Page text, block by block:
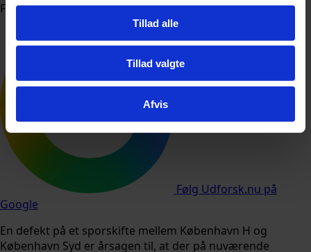
Tillad alle
Tillad valgte
Afvis
Foto: Michael715 / Shutterstock.com
Følg Udforsk.nu på
Google
En defekt på et sporskifte mellem København H og
København Syd er årsagen til, at der på nuværende